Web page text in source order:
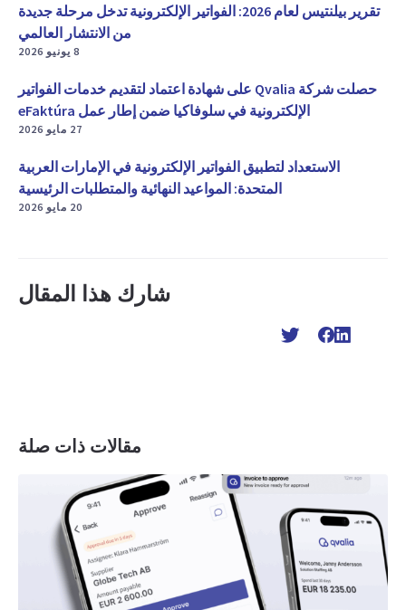
تقرير بيلنتيس لعام 2026: الفواتير الإلكترونية تدخل مرحلة جديدة
من الانتشار العالمي
8 يونيو 2026
حصلت شركة Qvalia على شهادة اعتماد لتقديم خدمات الفواتير
الإلكترونية في سلوفاكيا ضمن إطار عمل eFaktúra
27 مايو 2026
الاستعداد لتطبيق الفواتير الإلكترونية في الإمارات العربية
المتحدة: المواعيد النهائية والمتطلبات الرئيسية
20 مايو 2026
شارك هذا المقال
مقالات ذات صلة